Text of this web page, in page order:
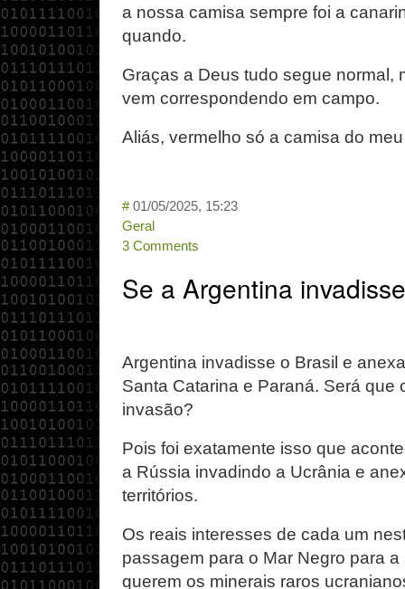
a nossa camisa sempre foi a
quando.
Graças a Deus tudo segue normal,
vem correspondendo em campo.
Aliás, vermelho só a camisa do
# 01/05/2025, 15:23
Geral
3 Comments
Se a Argentina
Argentina invadisse o Brasil e
Santa Catarina e Paraná. Será que
invasão?
Pois foi exatamente isso que
a Rússia invadindo a Ucrânia e
territórios.
Os reais interesses de cada um
passagem para o Mar Negro para
querem os minerais raros